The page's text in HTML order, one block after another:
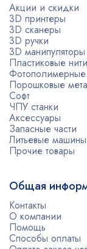
Акции и скидки
3D принтеры
3D сканеры
3D ручки
3D манипуляторы
Пластиковые нити
Порошковые
Софт
ЧПУ станки
Аксессуары
Запасные части
Литьевые машины
Прочие товары
Общая
Контакты
О компании
Помощь
Способы оплаты